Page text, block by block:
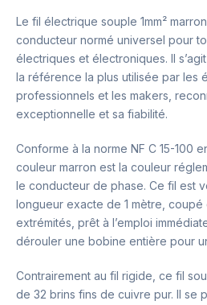
Le fil électrique souple 1mm²
conducteur normé universel pour
électriques et électroniques. Il
la référence la plus utilisée par les
professionnels et les makers,
exceptionnelle et sa fiabilité.
Conforme à la norme NF C 15-100
couleur marron est la couleur
le conducteur de phase. Ce fil est
longueur exacte de 1 mètre,
extrémités, prêt à l’emploi
dérouler une bobine entière pour
Contrairement au fil rigide, ce fil
de 32 brins fins de cuivre pur. Il se